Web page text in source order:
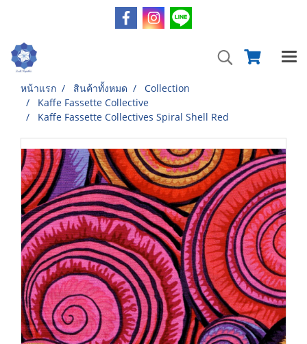
หน้าแรก สินค้าทั้งหมด
Collection
Kaffe Fassette Collective
Kaffe Fassette Collectives Spiral Shell Red